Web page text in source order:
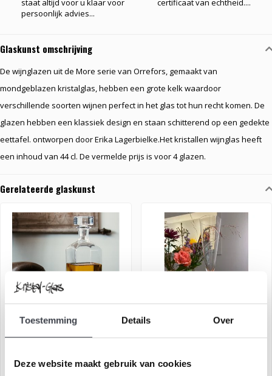
Toestemming Details Over
Deze website maakt gebruik van cookies
staat altijd voor u klaar voor
persoonlijk advies...
certificaat van echtheid....
Glaskunst omschrijving
De wijnglazen uit de More serie van Orrefors, gemaakt van
mondgeblazen kristalglas, hebben een grote kelk waardoor
verschillende soorten wijnen perfect in het glas tot hun recht komen. De
glazen hebben een klassiek design en staan schitterend op een gedekte
eettafel. ontworpen door Erika Lagerbielke.Het kristallen wijnglas heeft
een inhoud van 44 cl. De vermelde prijs is voor 4 glazen.
Gerelateerde glaskunst
Whisky karaf met 2 whisky
Kristallen Champagneglas